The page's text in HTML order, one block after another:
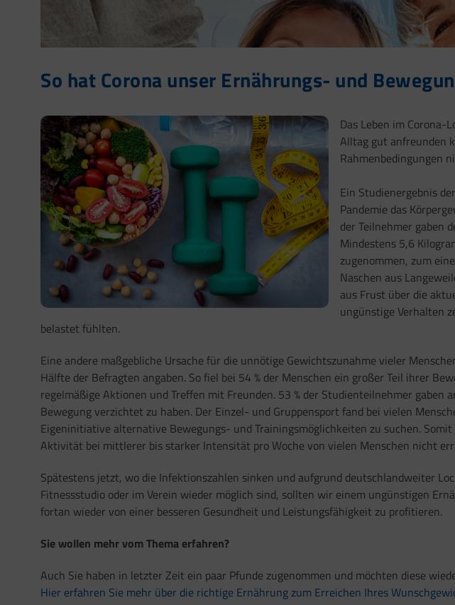
So hat Corona unser Ernährungs- und
Das Leben im Corona-
Alltag gut anfreunden
Rahmenbedingungen
Ein Studienergebnis
Pandemie das
der Teilnehmer gaben
Mindestens 5,6
zugenommen, zum
Naschen aus
aus Frust über die
ungünstige Verhalten
belastet fühlten.
Eine andere maßgebliche Ursache für die unnötige Gewichtszunahme vieler
Hälfte der Befragten angaben. So fiel bei 54 % der Menschen ein großer Teil ihrer
regelmäßige Aktionen und Treffen mit Freunden. 53 % der Studienteilnehmer
Bewegung verzichtet zu haben. Der Einzel- und Gruppensport fand bei vielen
Eigeninitiative alternative Bewegungs- und Trainingsmöglichkeiten zu suchen.
Aktivität bei mittlerer bis starker Intensität pro Woche von vielen Menschen nicht
Spätestens jetzt, wo die Infektionszahlen sinken und aufgrund deutschlandweiter
Fitnessstudio oder im Verein wieder möglich sind, sollten wir einem ungünstigen
fortan wieder von einer besseren Gesundheit und Leistungsfähigkeit zu profitieren.
Sie wollen mehr vom Thema erfahren?
Auch Sie haben in letzter Zeit ein paar Pfunde zugenommen und möchten diese
Hier erfahren Sie mehr über die richtige Ernährung zum Erreichen Ihres